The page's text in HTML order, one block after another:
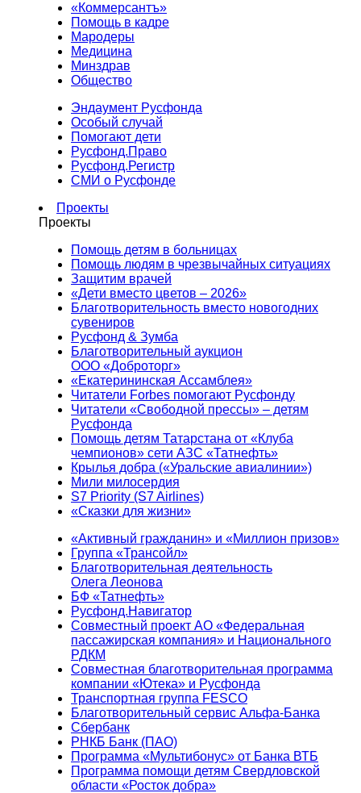
«Коммерсантъ»
Помощь в кадре
Мародеры
Медицина
Минздрав
Общество
Эндаумент Русфонда
Особый случай
Помогают дети
Русфонд.Право
Русфонд.Регистр
СМИ о Русфонде
Проекты
Проекты
Помощь детям в больницах
Помощь людям в чрезвычайных ситуациях
Защитим врачей
«Дети вместо цветов – 2026»
Благотворительность вместо новогодних
сувениров
Русфонд & Зумба
Благотворительный аукцион
ООО «Доброторг»
«Екатерининская Ассамблея»
Читатели Forbes помогают Русфонду
Читатели «Свободной прессы» – детям
Русфонда
Помощь детям Татарстана от «Клуба
чемпионов» сети АЗС «Татнефть»
Крылья добра («Уральские авиалинии»)
Мили милосердия
S7 Priority (S7 Airlines)
«Сказки для жизни»
«Активный гражданин» и «Миллион призов»
Группа «Трансойл»
Благотворительная деятельность
Олега Леонова
БФ «Татнефть»
Русфонд.Навигатор
Совместный проект АО «Федеральная
пассажирская компания» и Национального
РДКМ
Совместная благотворительная программа
компании «Ютека» и Русфонда
Транспортная группа FESCO
Благотворительный сервис Альфа-Банка
Сбербанк
РНКБ Банк (ПАО)
Программа «Мультибонус» от Банка ВТБ
Программа помощи детям Свердловской
области «Росток добра»